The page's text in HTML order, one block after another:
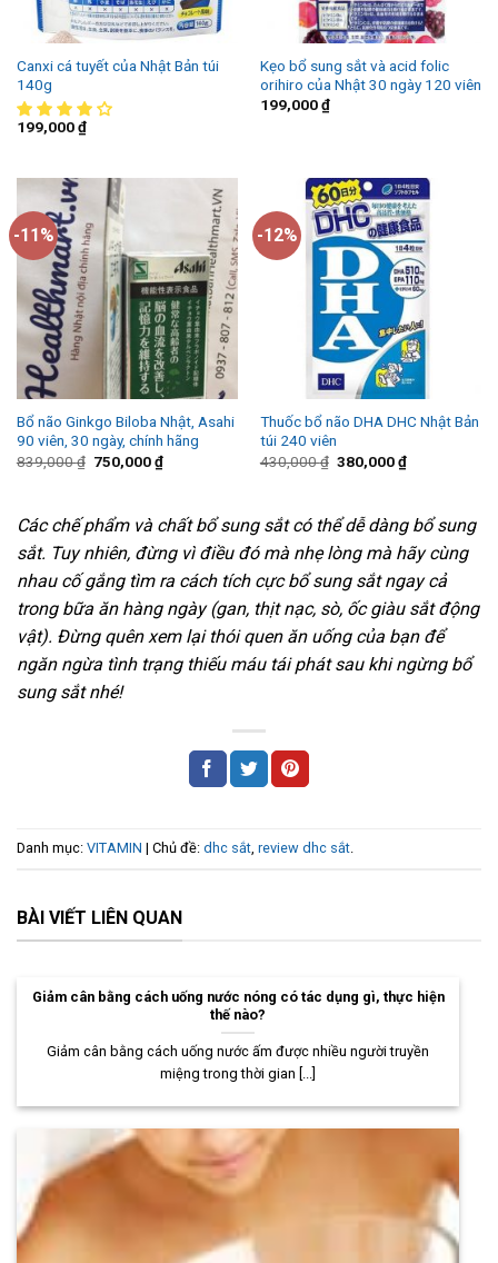
Canxi cá tuyết của Nhật Bản túi
140g
199,000₫
Kẹo bổ sung sắt và acid folic
orihiro của Nhật 30 ngày 120 viên
199,000₫
-11%
Bổ não Ginkgo Biloba Nhật, Asahi
90 viên, 30 ngày, chính hãng
839,000₫ 750,000₫
-12%
Thuốc bổ não DHA DHC Nhật Bản
túi 240 viên
430,000₫ 380,000₫
Các chế phẩm và chất bổ sung sắt có thể dễ dàng bổ sung
sắt. Tuy nhiên, đừng vì điều đó mà nhẹ lòng mà hãy cùng
nhau cố gắng tìm ra cách tích cực bổ sung sắt ngay cả
trong bữa ăn hàng ngày (gan, thịt nạc, sò, ốc giàu sắt động
vật). Đừng quên xem lại thói quen ăn uống của bạn để
ngăn ngừa tình trạng thiếu máu tái phát sau khi ngừng bổ
sung sắt nhé!
Danh mục: VITAMIN | Chủ đề: dhc sắt review dhc sắt
BÀI VIẾT LIÊN QUAN
Giảm cân bằng cách uống nước nóng có tác dụng gì, thực hiện
thế nào?
Giảm cân bằng cách uống nước ấm được nhiều người truyền
miệng trong thời gian [...]